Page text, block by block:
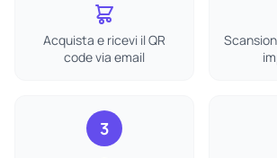
Acquista e ricevi il QR
code via email
3